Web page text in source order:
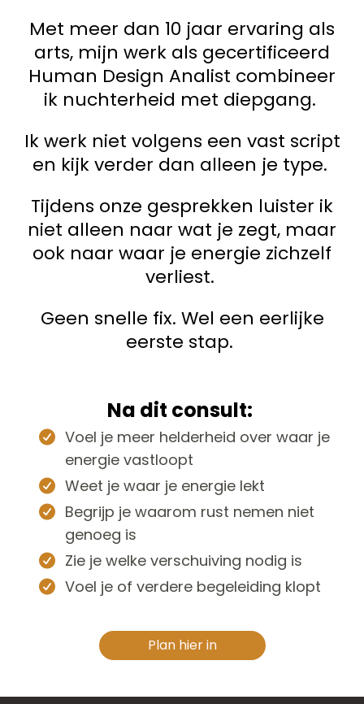
Met meer dan 10 jaar ervaring als
arts, mijn werk als gecertificeerd
Human Design Analist combineer
ik nuchterheid met diepgang.
Ik werk niet volgens een vast script
en kijk verder dan alleen je type.
Tijdens onze gesprekken luister ik
niet alleen naar wat je zegt, maar
ook naar waar je energie zichzelf
verliest.
Geen snelle fix. Wel een eerlijke
eerste stap.
Na dit consult:
Voel je meer helderheid over waar je
energie vastloopt
Weet je waar je energie lekt
Begrijp je waarom rust nemen niet
genoeg is
Zie je welke verschuiving nodig is
Voel je of verdere begeleiding klopt
Plan hier in